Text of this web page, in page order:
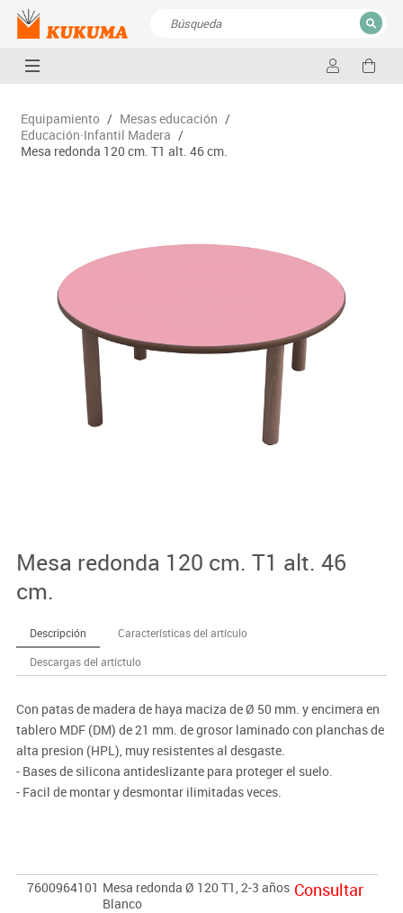
CERRAR
Equipamiento / Mesas educación /
Educación·Infantil Madera /
Mesa redonda 120 cm. T1 alt. 46 cm.
Mesa redonda 120 cm. T1 alt. 46
cm.
Descripción
Características del artículo
Descargas del artíctulo
Con patas de madera de haya maciza de Ø 50 mm. y encimera en
tablero MDF (DM) de 21 mm. de grosor laminado con planchas de
alta presion (HPL), muy resistentes al desgaste.
- Bases de silicona antideslizante para proteger el suelo.
- Facil de montar y desmontar ilimitadas veces.
Importante:
7600964101 Mesa redonda Ø 120 T1, 2-3 años
Blanco
Consultar